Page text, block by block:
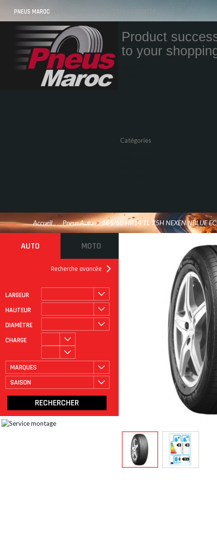
PNEUS MAROC VOS PNEUS AU MAROC LIVRÉS ET MONTÉS
Product
to your
Catégories
Accueil / Pneus Auto > 165/60 HR14 TL 75H NEXEN NBLUE
AUTO MOTO
Recherche avancée
LARGEUR
HAUTEUR
DIAMÈTRE
CHARGE
MARQUES
SAISON
ROULAGE À PLAT